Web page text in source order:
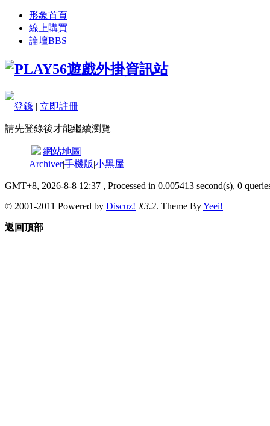
形象首頁
線上購買
論壇BBS
登錄 | 立即註冊
請先登錄後才能繼續瀏覽
|網站地圖
Archiver|手機版|小黑屋|
GMT+8, 2026-8-8 12:37 , Processed in 0.005413 second(s), 0
© 2001-2011 Powered by Discuz! X3.2. Theme ByYeei!
返回頂部